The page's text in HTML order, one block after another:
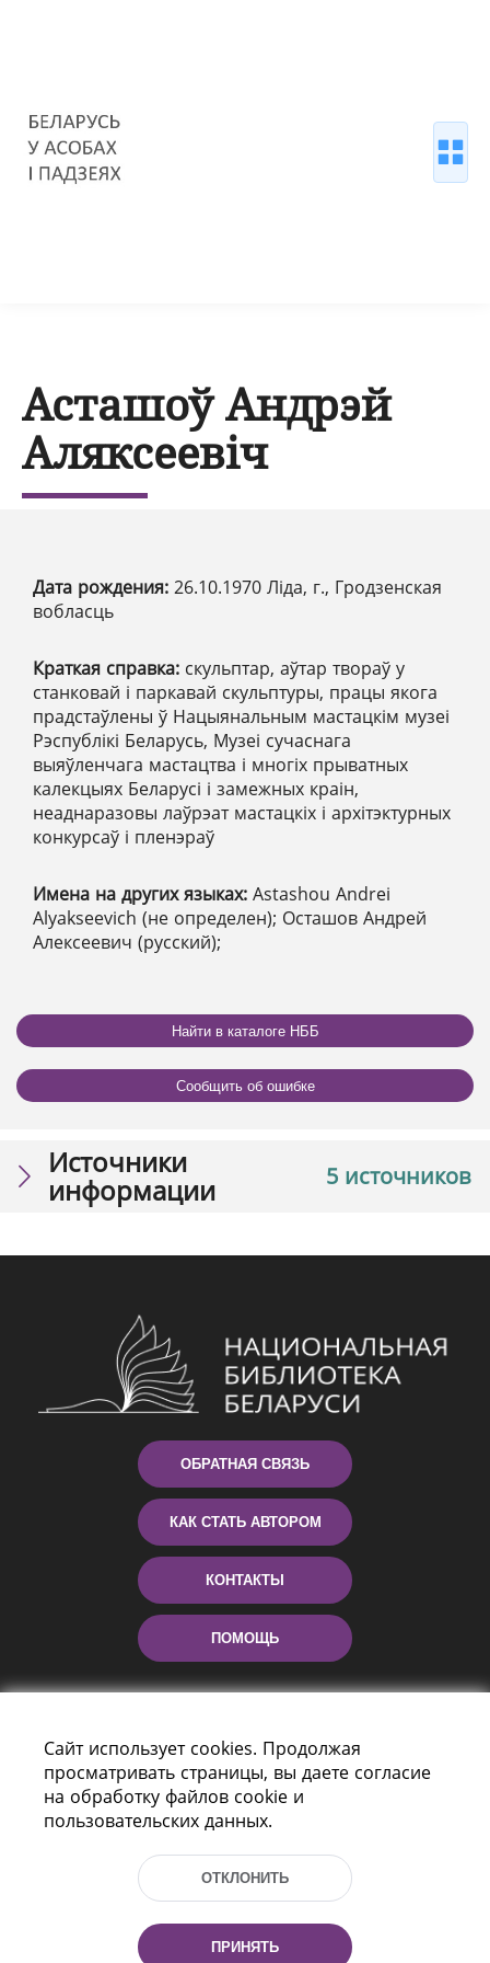
Асташоў Андрэй
Аляксеевіч
Дата рождения: 26.10.1970 Ліда, г., Гродзенская
вобласць
Краткая справка: скульптар, аўтар твораў у
станковай і паркавай скульптуры, працы якога
прадстаўлены ў Нацыянальным мастацкім музеі
Рэспублікі Беларусь, Музеі сучаснага
выяўленчага мастацтва і многіх прыватных
калекцыях Беларусі і замежных краін,
неаднаразовы лаўрэат мастацкіх і архітэктурных
конкурсаў і пленэраў
Имена на других языках: Astashou Andrei
Alyakseevich (не определен); Осташов Андрей
Алексеевич (русский);
Найти в каталоге НББ
Сообщить об ошибке
5 источников
Источники
информации
ОБРАТНАЯ СВЯЗЬ
КАК СТАТЬ АВТОРОМ
КОНТАКТЫ
ПОМОЩЬ
г. Минск, Республика Беларусь, 220114
Тел.: (+375 17) 368 37 37, Факс: (+375 17)
Эл. почта: inbox@nlb.by
Сайт использует cookies. Продолжая
просматривать страницы, вы даете согласие
на обработку файлов cookie и
пользовательских данных.
ОТКЛОНИТЬ
ПРИНЯТЬ